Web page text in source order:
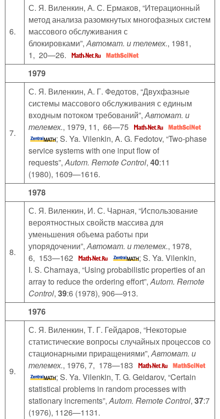
6.
С. Я. Виленкин, А. С. Ермаков, “Итерационный
метод анализа разомкнутых многофазных систем
массового обслуживания с
блокировками”,Автомат. и телемех., 1981,
1, 20—26.
1979
7.
С. Я. Виленкин, А. Г. Федотов, “Двухфазные
системы массового обслуживания с единым
входным потоком требований”,Автомат. и
телемех., 1979, 11, 66—75
; S. Ya. Vilenkin, A. G. Fedotov, “Two-phase
service systems with one input flow of
requests”,Autom. Remote Control, 40:11
(1980), 1609—1616.
1978
8.
С. Я. Виленкин, И. С. Чарная, “Использование
вероятностных свойств массива для
уменьшения объема работы при
упорядочении”,Автомат. и телемех., 1978,
6, 153—162
; S. Ya. Vilenkin,
I. S. Charnaya, “Using probabilistic properties of an
array to reduce the ordering effort”,Autom. Remote
Control, 39:6 (1978), 906—913.
1976
9.
С. Я. Виленкин, Т. Г. Гейдаров, “Некоторые
статистические вопросы случайных процессов со
стационарными приращениями”,Автомат. и
телемех., 1976, 7, 178—183
; S. Ya. Vilenkin, T. G. Geidarov, “Certain
statistical problems in random processes with
stationary increments”,Autom. Remote Control, 37:7
(1976), 1126—1131.